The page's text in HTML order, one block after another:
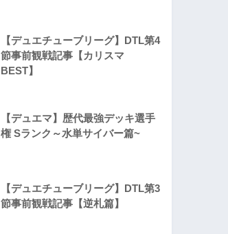
【デュエチューブリーグ】DTL第4
節事前観戦記事【カリスマ
BEST】
【デュエマ】歴代最強デッキ選手
権 Sランク～水単サイバー篇~
【デュエチューブリーグ】DTL第3
節事前観戦記事【逆札篇】